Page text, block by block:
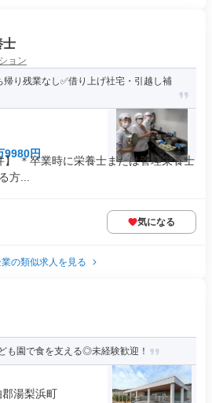
士
ョン
り残業なし✅借り上げ社宅・引越し補
9980円
】 ＊卒業時に栄養士または管理栄養士
方...
気になる
の類似求人を見る
も園で食を支える◎未経験歓迎！
湯梨浜町